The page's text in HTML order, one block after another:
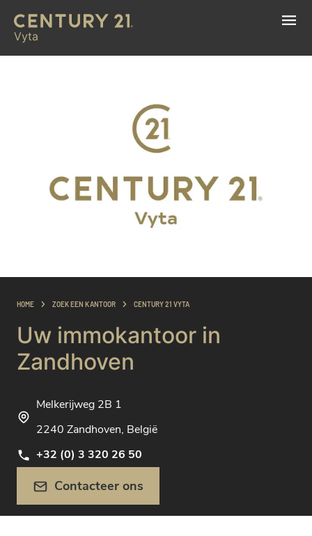
Vyta
HOME ZOEK EEN KANTOOR CENTURY 21 VYTA
Uw immokantoor in
Zandhoven
Melkerijweg 2B 1
2240 Zandhoven, België
+32 (0) 3 320 26 50
Contacteer ons